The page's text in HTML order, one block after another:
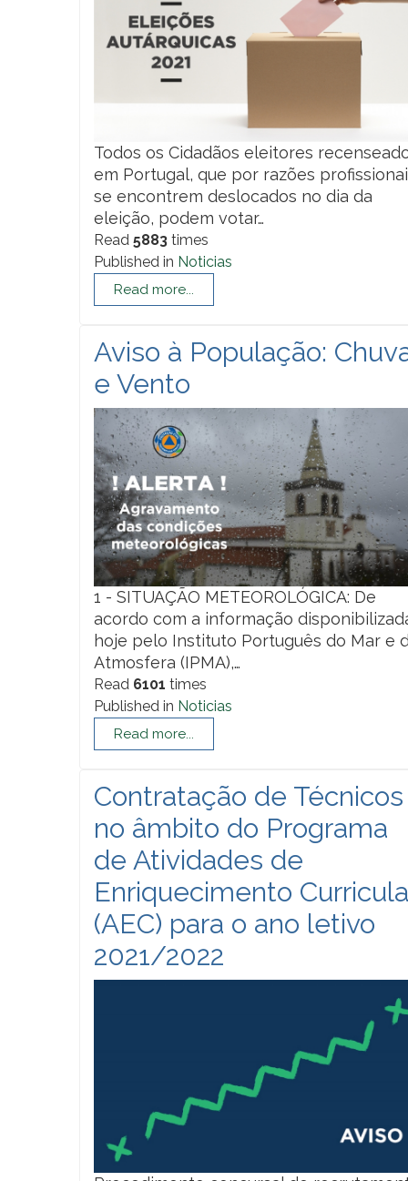
Todos os Cidadãos eleitores
em Portugal, que por razões
se encontrem deslocados no dia da
eleição, podem votar…
Read 5883 times
Published in Noticias
Read more...
Aviso à População:
e Vento
1 - SITUAÇÃO METEOROLÓGICA: De
acordo com a informação
hoje pelo Instituto Português do Mar e
Atmosfera (IPMA),…
Read 6101 times
Published in Noticias
Read more...
Contratação de Técnicos
no âmbito do Programa
de Atividades de
Enriquecimento
(AEC) para o ano letivo
2021/2022